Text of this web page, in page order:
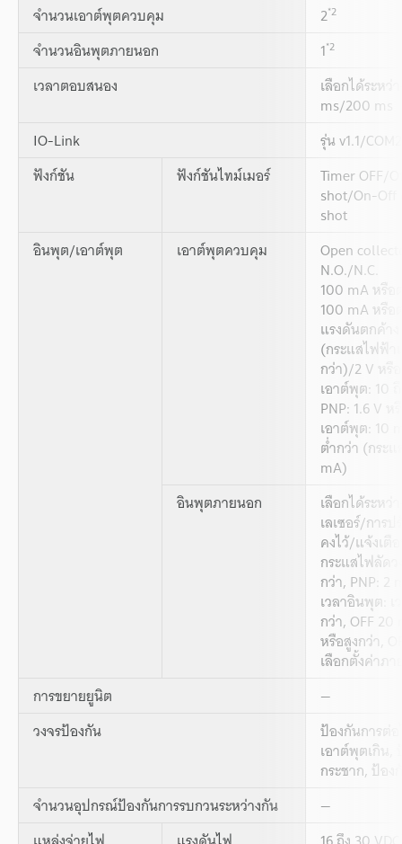
จำนวนเอาต์พุตควบคุม
2*2
จำนวนอินพุตภายนอก 1*2
เวลาตอบสนอง เลือกได้ระหว่
ms/200 ms
IO-Link
รุ่น v1.1/
ฟังก์ชัน
ฟังก์ชันไทม์เมอร์ Timer OFF/
shot/On-
shot
อินพุต/เอาต์พุต
เอาต์พุตควบคุม Open
N.O./N.C.
100 mA หรือ
100 mA หรื
แรงดันตกค้า
(กระแสไฟฟ้
กว่า)/2 V หรื
เอาต์พุต: 10
PNP: 1.6 V
เอาต์พุต: 10
ต่ำกว่า (กระ
mA)
อินพุตภายนอก
เลือกได้ระห
เลเซอร์/การ
คงไว้/แจ้งเตื
กระแสไฟลัด
กว่า, PNP: 2
เวลาอินพุต:
กว่า, OFF 20
หรือสูงกว่า,
เลือกตั้งค่าภ
การขยายยูนิต
—
วงจรป้องกัน
ป้องกันการต่
เอาต์พุตเกิน,
กระชาก, ป้อ
จำนวนอุปกรณ์ป้องกันการรบกวนระหว่างกัน
—